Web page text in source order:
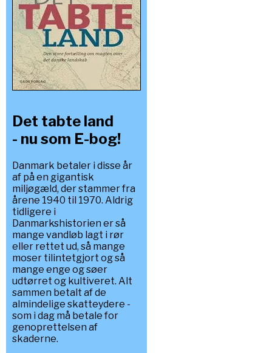
Det tabte land
- nu som E-bog!
Danmark betaler i disse år
af på en gigantisk
miljøgæld, der stammer fra
årene 1940 til 1970. Aldrig
tidligere i
Danmarkshistorien er så
mange vandløb lagt i rør
eller rettet ud, så mange
moser tilintetgjort og så
mange enge og søer
udtørret og kultiveret. Alt
sammen betalt af de
almindelige skatteydere -
som i dag må betale for
genoprettelsen af
skaderne.